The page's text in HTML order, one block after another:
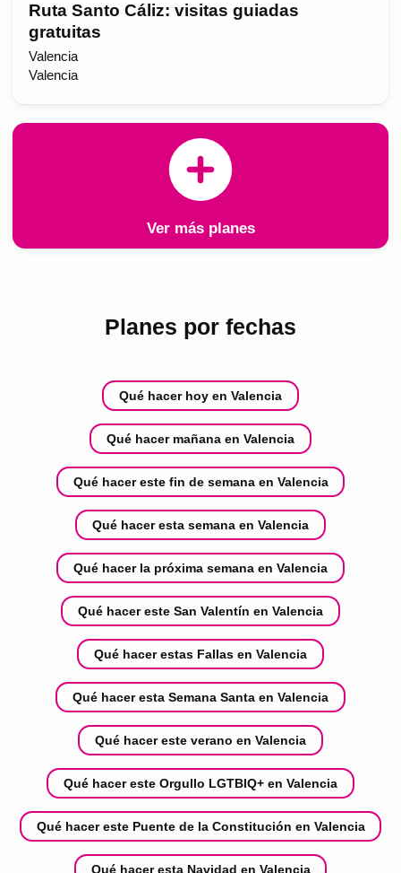
Ruta Santo Cáliz: visitas guiadas
gratuitas
Valencia
Valencia
Ver más planes
Planes por fechas
Qué hacer hoy en Valencia
Qué hacer mañana en Valencia
Qué hacer este fin de semana en Valencia
Qué hacer esta semana en Valencia
Qué hacer la próxima semana en Valencia
Qué hacer este San Valentín en Valencia
Qué hacer estas Fallas en Valencia
Qué hacer esta Semana Santa en Valencia
Qué hacer este verano en Valencia
Qué hacer este Orgullo LGTBIQ+ en Valencia
Qué hacer este Puente de la Constitución en Valencia
Qué hacer esta Navidad en Valencia